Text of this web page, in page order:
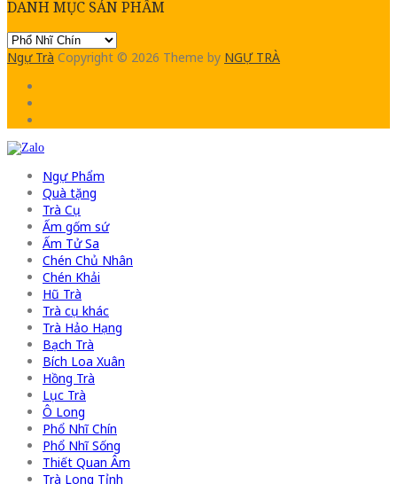
DANH MỤC SẢN PHẨM
Ngự Trà Copyright © 2026 Theme by NGỰ TRÀ
Ngự Phẩm
Quà tặng
Trà Cụ
Ấm gốm sứ
Ấm Tử Sa
Chén Chủ Nhân
Chén Khải
Hũ Trà
Trà cụ khác
Trà Hảo Hạng
Bạch Trà
Bích Loa Xuân
Hồng Trà
Lục Trà
Ô Long
Phổ Nhĩ Chín
Phổ Nhĩ Sống
Thiết Quan Âm
Trà Long Tỉnh